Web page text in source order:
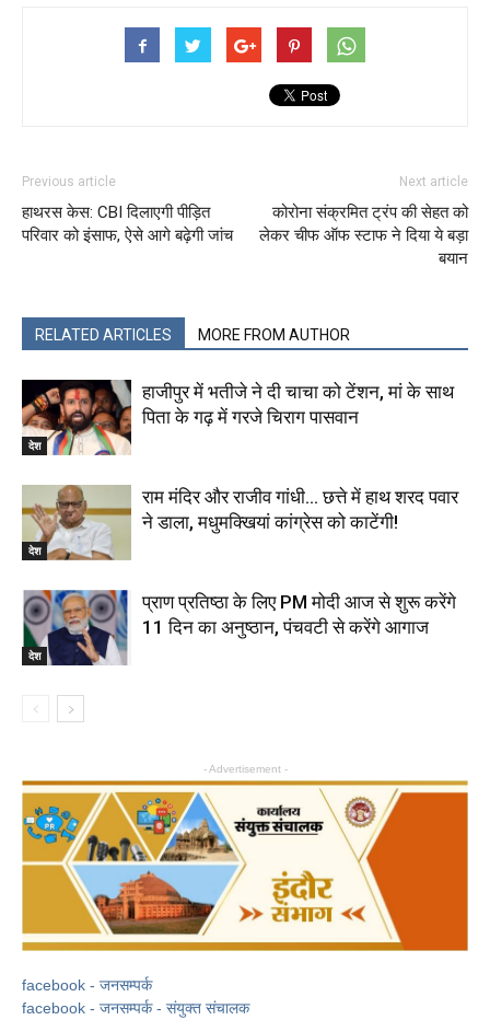
Previous article
हाथरस केस: CBI दिलाएगी पीड़ित
परिवार को इंसाफ, ऐसे आगे बढ़ेगी जांच
Next article
कोरोना संक्रमित ट्रंप की सेहत को
लेकर चीफ ऑफ स्टाफ ने दिया ये बड़ा
बयान
RELATED ARTICLES MORE FROM AUTHOR
देश
हाजीपुर में भतीजे ने दी चाचा को टेंशन, मां के साथ
पिता के गढ़ में गरजे चिराग पासवान
देश
राम मंदिर और राजीव गांधी… छत्ते में हाथ शरद पवार
ने डाला, मधुमक्खियां कांग्रेस को काटेंगी!
देश
प्राण प्रतिष्ठा के लिए PM मोदी आज से शुरू करेंगे
11 दिन का अनुष्ठान, पंचवटी से करेंगे आगाज
- Advertisement -
facebook - जनसम्पर्क
facebook - जनसम्पर्क - संयुक्त संचालक